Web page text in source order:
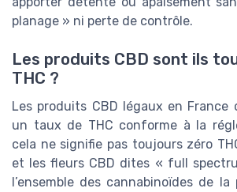
planage » ni perte de contrôle.
Les produits CBD sont ils
THC ?
Les produits CBD légaux en France
un taux de THC conforme à la
cela ne signifie pas toujours zéro
et les fleurs CBD dites « full
l’ensemble des cannabinoïdes de